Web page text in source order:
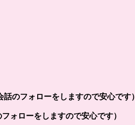
のフォローをしますので安心です）
ォローをしますので安心です）